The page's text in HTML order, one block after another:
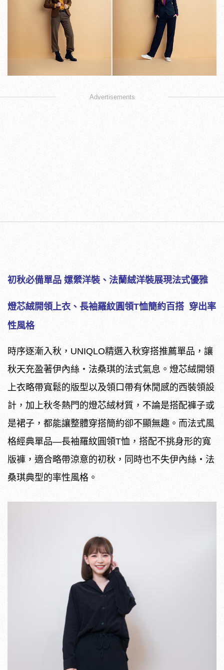
Advertisements
初秋必備單品 嫘縈洋裝、法蘭絨洋裝展現法式優雅
燈芯絨開領上衣、長袖羅紋圓領T恤簡約百搭 穿出率
性風格
時序逐漸入秋，UNIQLO精選入秋穿搭推薦單品，讓
秋天充盈著伊內絲・法桑琪的法式氣息。燈芯絨開領
上衣略帶寬鬆的版型以及領口帶有休閒感的西裝領設
計，加上秋冬熱門的燈芯絨材質，不論是搭配褲子或
是裙子，都能讓整體穿搭簡約卻不顯無趣。而法式風
格經典單品—長袖羅紋圓領T恤，搭配不挑身形的寬
版褲，適合略帶涼意的初秋，同時也不失伊內絲・法
桑琪典型的率性風格。